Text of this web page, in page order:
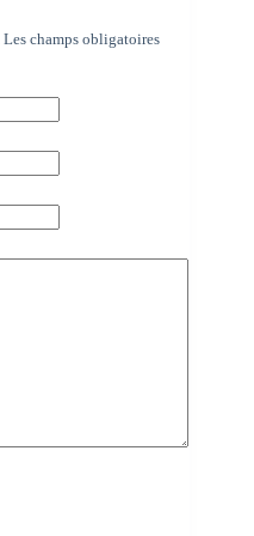
Les champs obligatoires